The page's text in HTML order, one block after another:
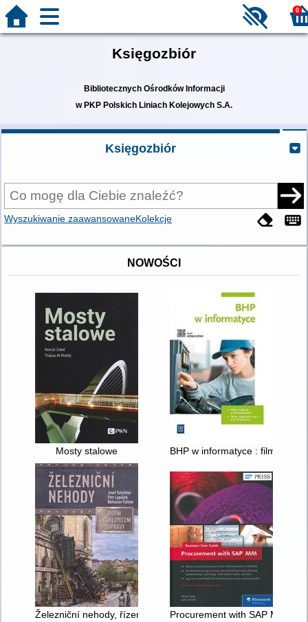
0
Księgozbiór
Bibliotecznych Ośrodków Informacji
w PKP Polskich Liniach Kolejowych S.A.
Księgozbiór
Wyszukiwanie zaawansowaneKolekcje
NOWOŚCI
Mosty stalowe BHP w informatyce : filmy z
Železniční nehody, řízení a zabezpečení dopravy
Procurement with SAP MM :